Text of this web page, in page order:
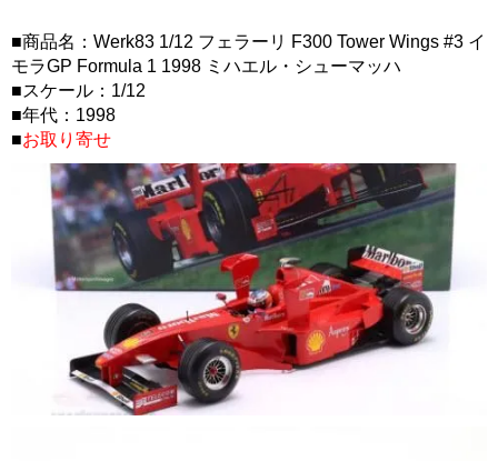
■商品名：Werk83 1/12 フェラーリ F300 Tower Wings #3 イ
モラGP Formula 1 1998 ミハエル・シューマッハ
■スケール：1/12
■年代：1998
■お取り寄せ